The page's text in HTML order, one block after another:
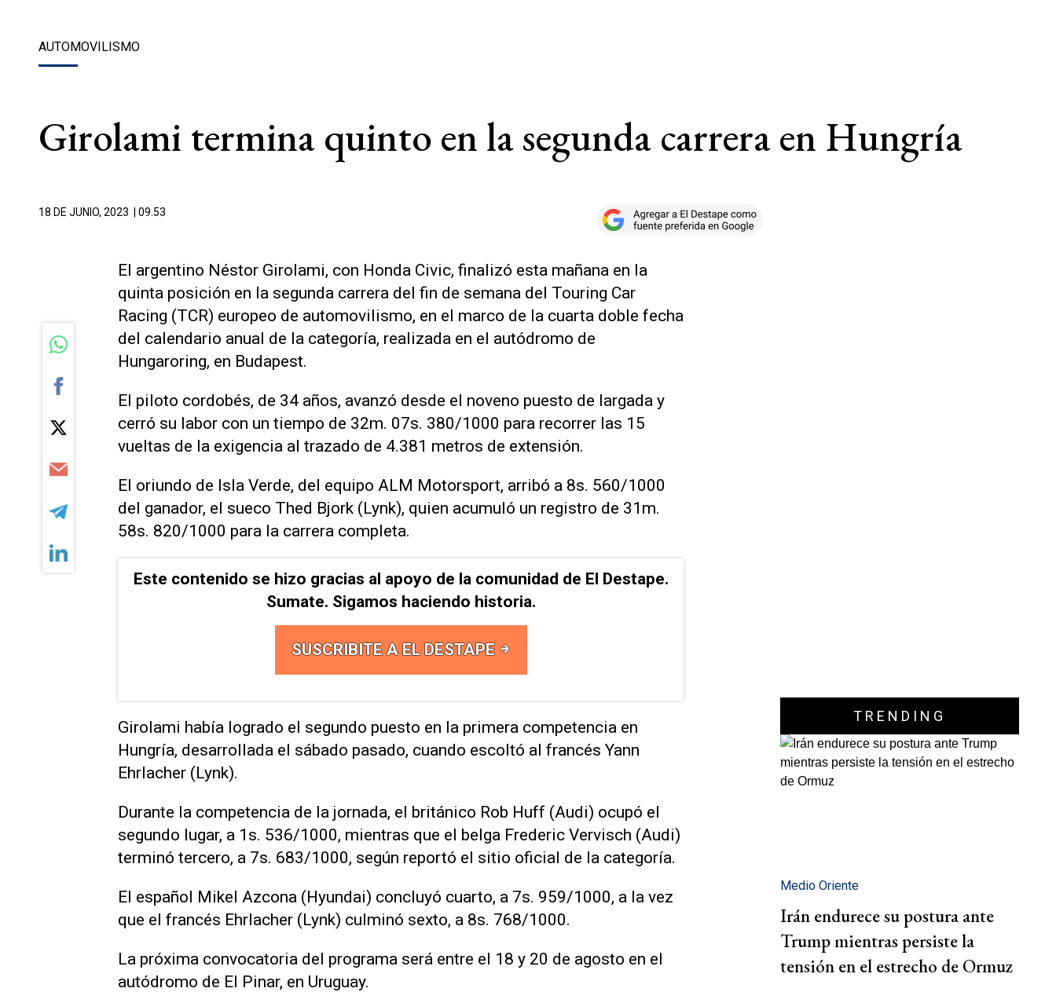
AUTOMOVILISMO
Girolami termina quinto en la segunda carrera en Hungría
18 DE JUNIO, 2023 | 09.53
El argentino Néstor Girolami, con Honda Civic, finalizó esta mañana en la
quinta posición en la segunda carrera del fin de semana del Touring Car
Racing (TCR) europeo de automovilismo, en el marco de la cuarta doble fecha
del calendario anual de la categoría, realizada en el autódromo de
Hungaroring, en Budapest.
El piloto cordobés, de 34 años, avanzó desde el noveno puesto de largada y
cerró su labor con un tiempo de 32m. 07s. 380/1000 para recorrer las 15
vueltas de la exigencia al trazado de 4.381 metros de extensión.
El oriundo de Isla Verde, del equipo ALM Motorsport, arribó a 8s. 560/1000
del ganador, el sueco Thed Bjork (Lynk), quien acumuló un registro de 31m.
58s. 820/1000 para la carrera completa.
Este contenido se hizo gracias al apoyo de la comunidad de El Destape.
Sumate. Sigamos haciendo historia.
SUSCRIBITE A EL DESTAPE
Girolami había logrado el segundo puesto en la primera competencia en
Hungría, desarrollada el sábado pasado, cuando escoltó al francés Yann
Ehrlacher (Lynk).
Durante la competencia de la jornada, el británico Rob Huff (Audi) ocupó el
segundo lugar, a 1s. 536/1000, mientras que el belga Frederic Vervisch (Audi)
terminó tercero, a 7s. 683/1000, según reportó el sitio oficial de la categoría.
El español Mikel Azcona (Hyundai) concluyó cuarto, a 7s. 959/1000, a la vez
que el francés Ehrlacher (Lynk) culminó sexto, a 8s. 768/1000.
La próxima convocatoria del programa será entre el 18 y 20 de agosto en el
autódromo de El Pinar, en Uruguay.
TRENDING
Medio Oriente
Irán endurece su postura ante
Trump mientras persiste la
tensión en el estrecho de Ormuz